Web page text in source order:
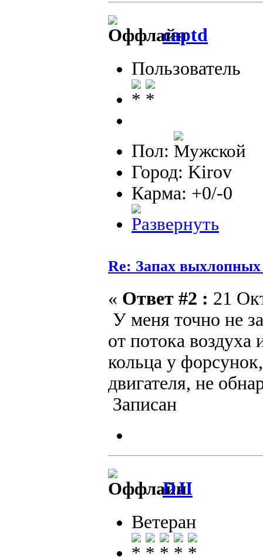
captd
Пользователь
Пол:
Город: Kirov
Карма: +0/-0
Re: Запах выхлопных
« Ответ #2 : 21
У меня точно не
от потока
кольца у
двигателя, не
Записан
DJI
Ветеран